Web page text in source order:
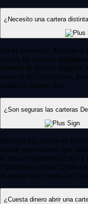
¿Necesito una cartera
No es necesario. Aunque
activo, las carteras
montón de activos digitales
como la de Crypto.com,
desde un mismo sitio.
¿Son seguras las carteras
Proteger tus activos es
buscar proveedores que
el almacenamiento en frío y
Plataformas como
el acceso a tu cuenta las 24
¿Cuesta dinero abrir una